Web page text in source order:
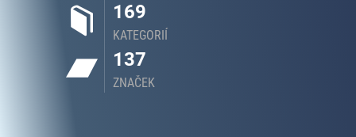
169
KATEGORIÍ
137
ZNAČEK